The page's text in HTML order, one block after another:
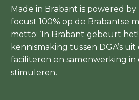
Made in Brabant is powered by
focust 100% op de Brabantse
motto: ‘In Brabant gebeurt
kennismaking tussen DGA’s
faciliteren en samenwerking in
stimuleren.